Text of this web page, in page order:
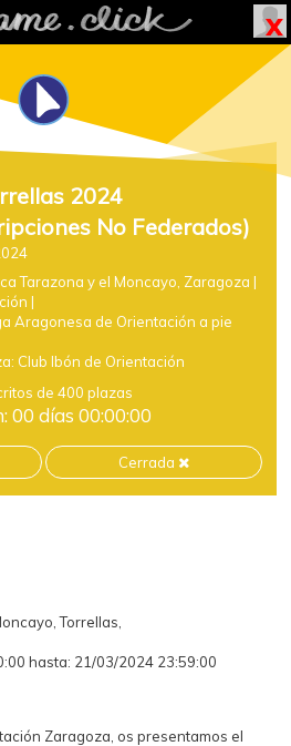
2024
No Federados)
Tarazona y el Moncayo, Zaragoza |
|
Aragonesa de Orientación a pie
Club Ibón de Orientación
de 400 plazas
00 días 00:00:00
Cerrada
Torrellas,
hasta: 21/03/2024 23:59:00
Zaragoza, os presentamos el